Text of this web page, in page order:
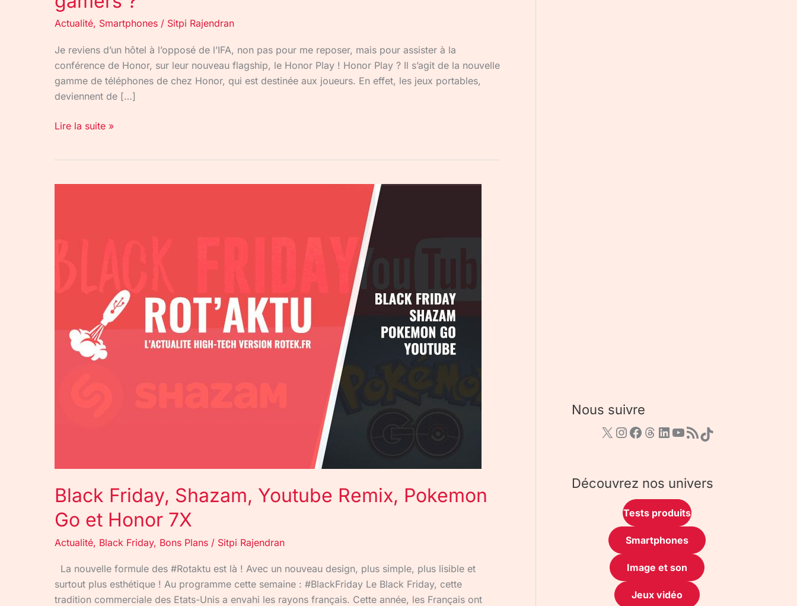
Actualité, Smartphones / Sitpi Rajendran
Je reviens d’un hôtel à l’opposé de l’IFA, non pas pour me reposer, mais pour assister à la
conférence de Honor, sur leur nouveau flagship, le Honor Play ! Honor Play ? Il s’agit de la nouvelle
gamme de téléphones de chez Honor, qui est destinée aux joueurs. En effet, les jeux portables,
deviennent de […]
Lire la suite »
Black Friday, Shazam, Youtube Remix, Pokemon
Go et Honor 7X
Actualité, Black Friday, Bons Plans / Sitpi Rajendran
La nouvelle formule des #Rotaktu est là ! Avec un nouveau design, plus simple, plus lisible et
surtout plus esthétique ! Au programme cette semaine : #BlackFriday Le Black Friday, cette
tradition commerciale des Etats-Unis a envahi les rayons français. Cette année, les Français ont
7X
Nous suivre
Découvrez nos univers
Tests produits
Smartphones
Image et son
Jeux vidéo